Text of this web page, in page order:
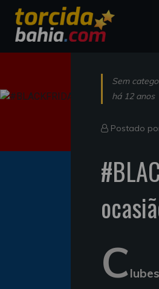
Sem
há 12 anos
Postado
C